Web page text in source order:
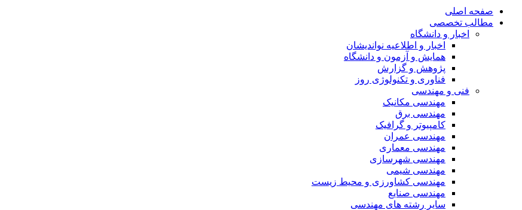
صفحه اصلی
مطالب تخصصی
اخبار و دانشگاه
اخبار و اطلاعیه نواندیشان
همایش و آزمون و دانشگاه
پژوهش و گزارش
فناوری و تکنولوژی روز
فنی و مهندسی
مهندسی مکانیک
مهندسی برق
کامپیوتر و گرافیک
مهندسی عمران
مهندسی معماری
مهندسی شهرسازی
مهندسی شیمی
مهندسی کشاورزی و محیط زیست
مهندسی صنایع
سایر رشته های مهندسی